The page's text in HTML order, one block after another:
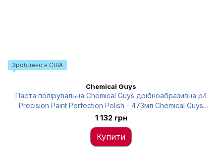
Зроблено в США
Chemical Guys
Паста полірувальна Chemical Guys дрібноабразивна p4
Precision Paint Perfection Polish - 473мл Chemical Guys
GAP11716
1 132 грн
Купити